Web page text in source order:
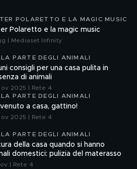
POLARETTO E LA MAGIC MUSIC
Polaretto e la magic music
| Mediaset Infinity
PARTE DEGLI ANIMALI
consigli per una casa pulita in
di animali
2025 | Rete 4
PARTE DEGLI ANIMALI
a casa, gattino!
2025 | Rete 4
PARTE DEGLI ANIMALI
della casa quando si hanno
domestici: pulizia del materasso
| Rete 4